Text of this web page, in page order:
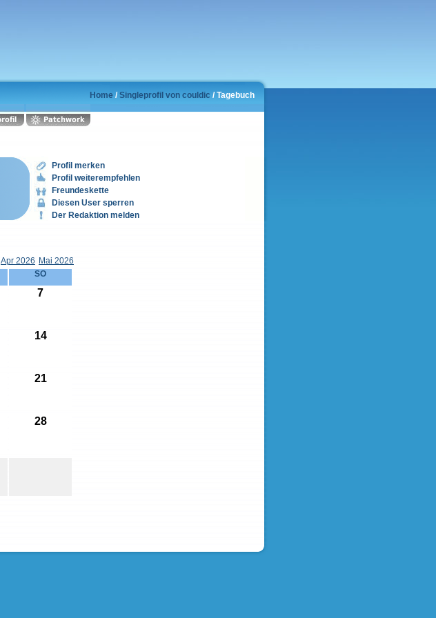
Home / Singleprofil von couldic / Tagebuch
Profil merken
Profil weiterempfehlen
Freundeskette
Diesen User sperren
Der Redaktion melden
Apr 2026 Mai 2026
SO
7
14
21
28